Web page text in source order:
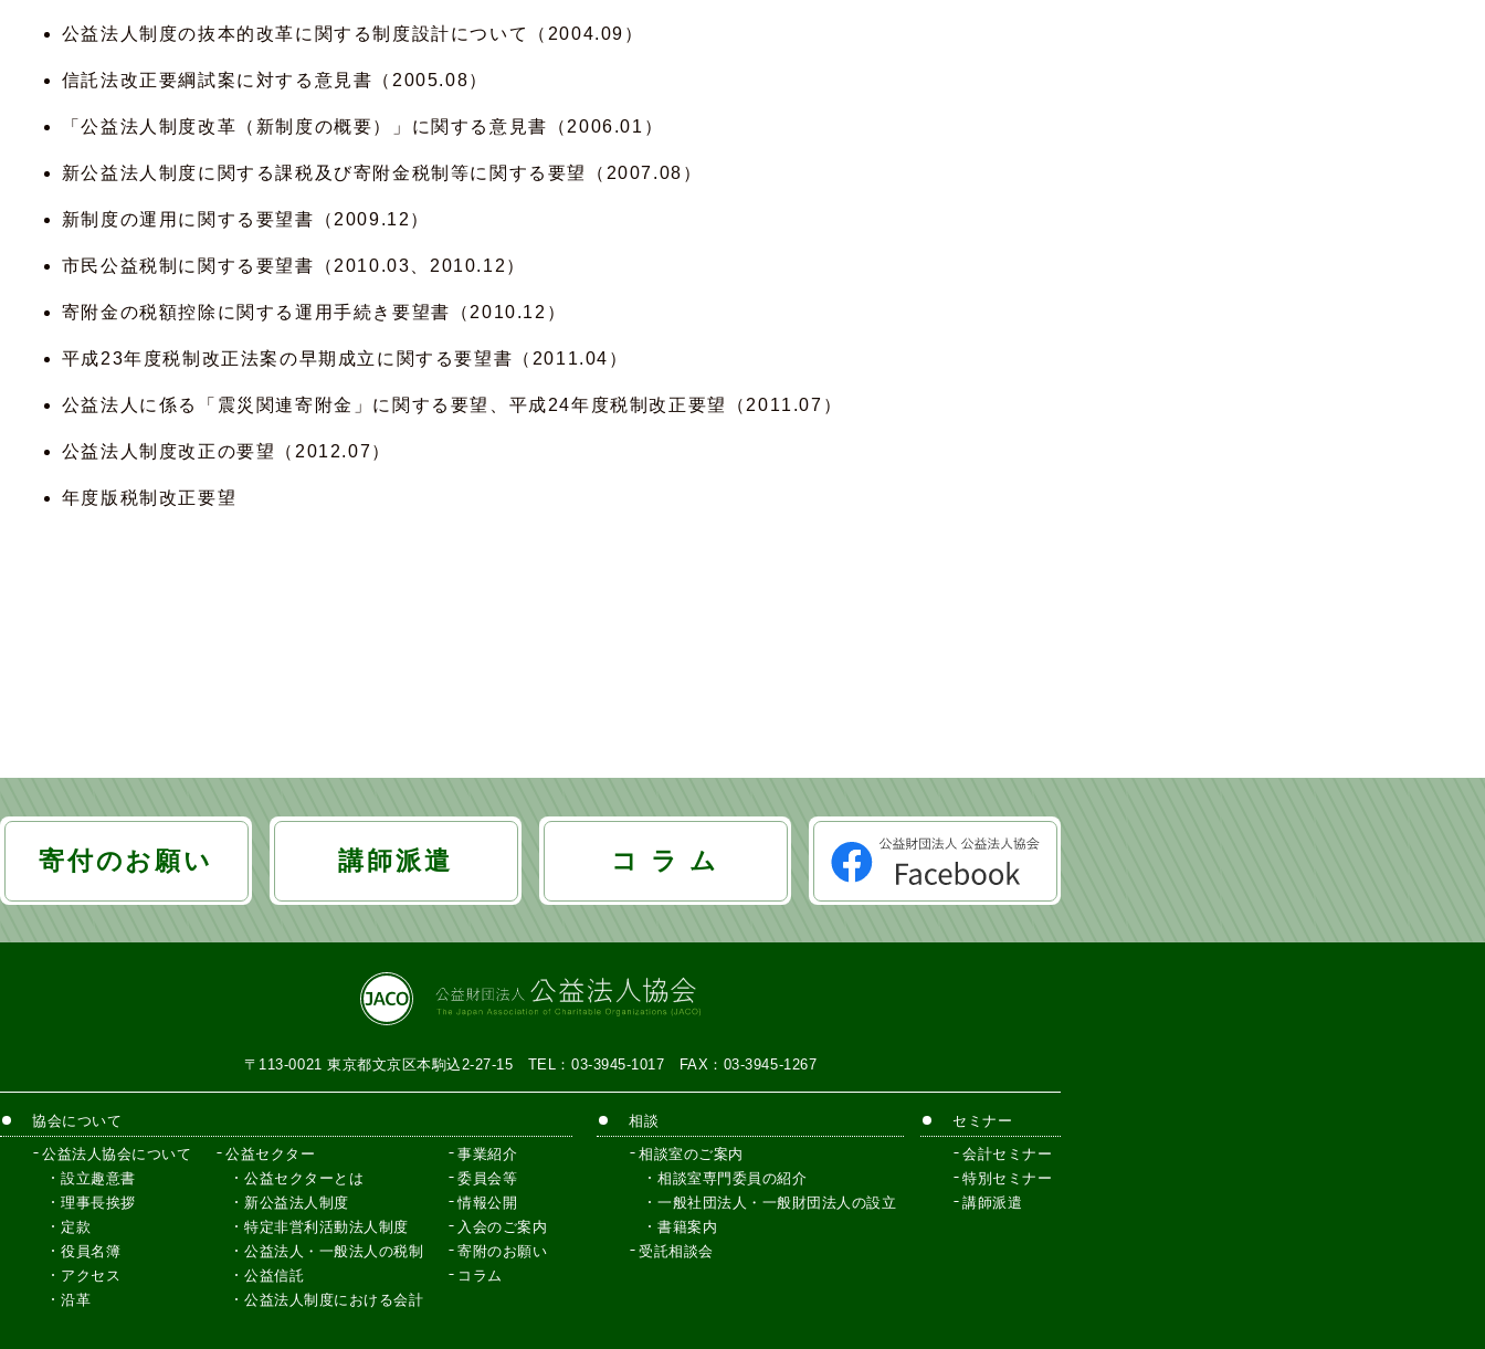
公益法人制度の抜本的改革に関する制度設計について（2004.09）
信託法改正要綱試案に対する意見書（2005.08）
「公益法人制度改革（新制度の概要）」に関する意見書（2006.01）
新公益法人制度に関する課税及び寄附金税制等に関する要望（2007.08）
新制度の運用に関する要望書（2009.12）
市民公益税制に関する要望書（2010.03、2010.12）
寄附金の税額控除に関する運用手続き要望書（2010.12）
平成23年度税制改正法案の早期成立に関する要望書（2011.04）
公益法人に係る「震災関連寄附金」に関する要望、平成24年度税制改正要望（2011.07）
公益法人制度改正の要望（2012.07）
年度版税制改正要望
寄付のお願い 講師派遣 コ ラ ム
〒113-0021 東京都文京区本駒込2-27-15 TEL：03-3945-1017 FAX：03-3945-1267
協会について
公益法人協会について
設立趣意書
理事長挨拶
定款
役員名簿
アクセス
沿革
公益セクター
公益セクターとは
新公益法人制度
特定非営利活動法人制度
公益法人・一般法人の税制
公益信託
公益法人制度における会計
事業紹介
委員会等
情報公開
入会のご案内
寄附のお願い
コラム
相談
相談室のご案内
相談室専門委員の紹介
一般社団法人・一般財団法人の設立
書籍案内
受託相談会
セミナー
会計セミナー
特別セミナー
講師派遣